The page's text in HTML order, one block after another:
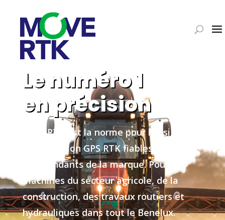
Le numéro 1
en précision
MoveRTK est la norme pour les signaux
de correction GPS RTK fiables, précis et
indépendants de la marque. Pour les
machines du secteur agricole, de la
construction, des travaux routiers et
hydrauliques dans tout le Benelux.